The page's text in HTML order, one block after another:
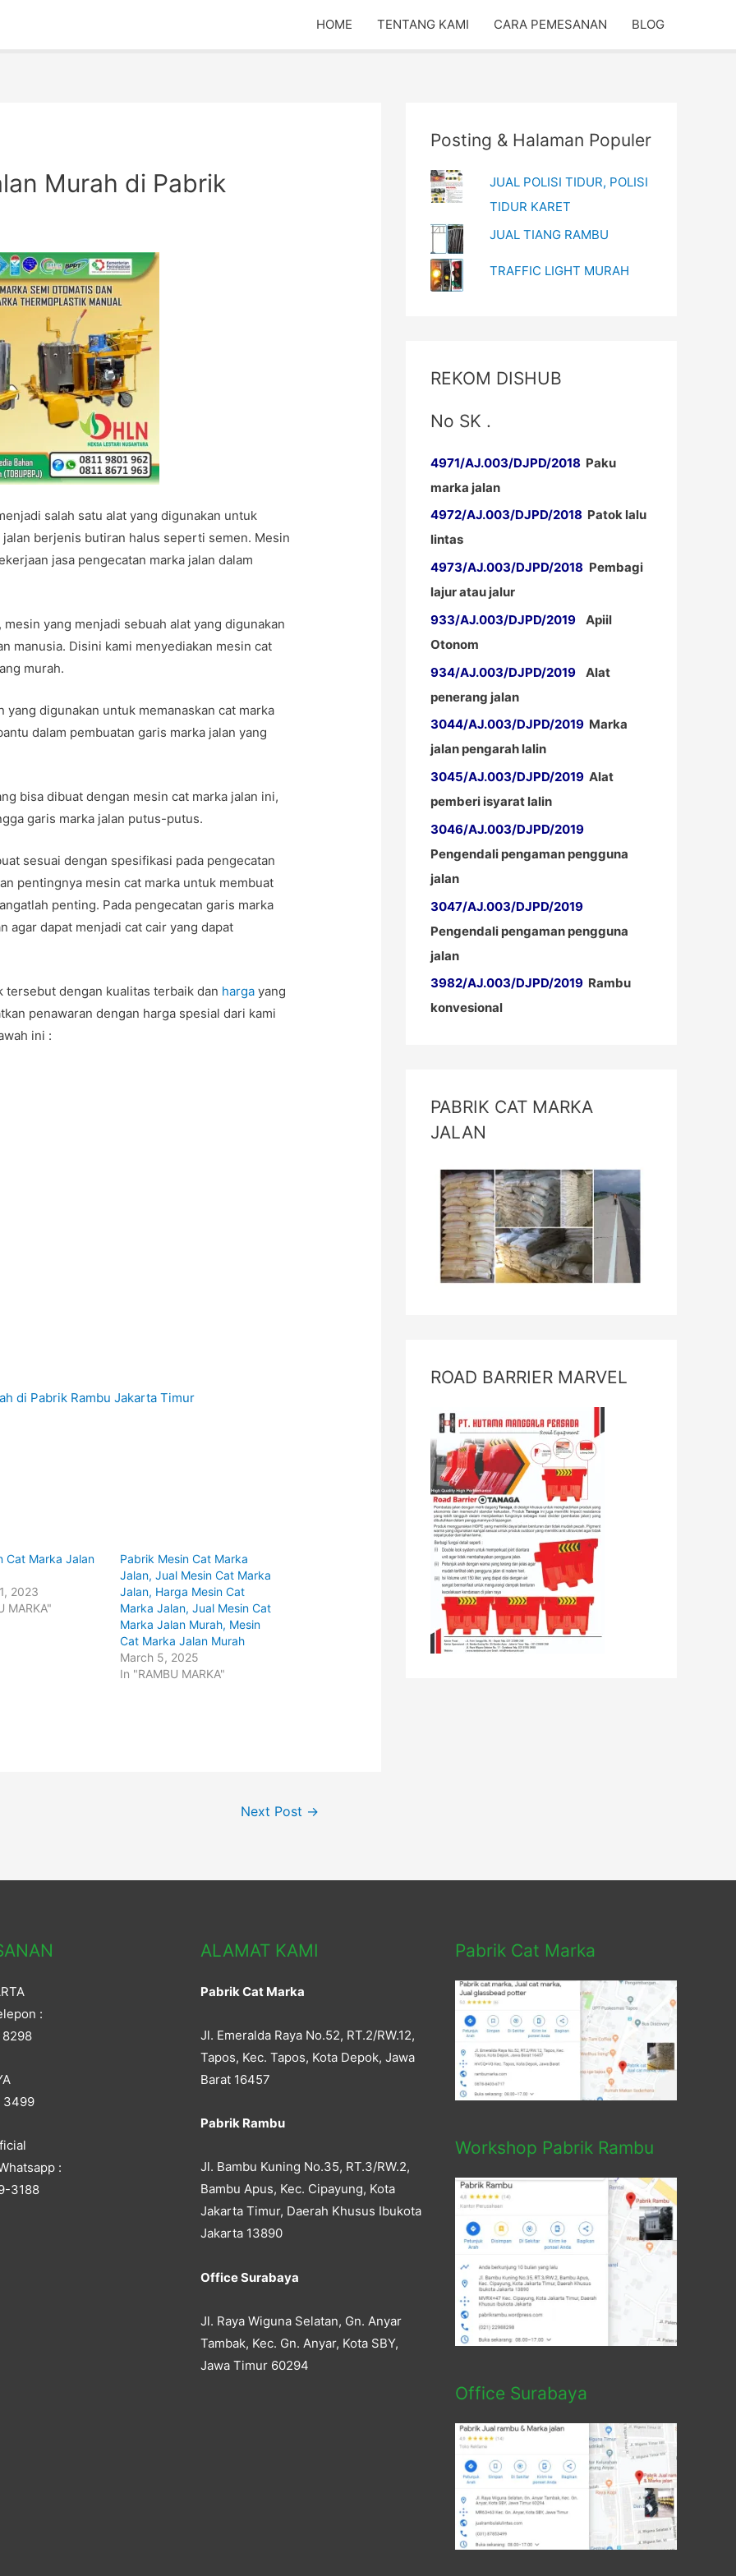
HOME TENTANG KAMI CARA PEMESANAN BLOG
Murah di Pabrik
salah satu alat yang digunakan untuk
berjenis butiran halus seperti semen. Mesin
jasa pengecatan marka jalan dalam
yang menjadi sebuah alat yang digunakan
manusia. Disini kami menyediakan mesin cat
murah.
yang digunakan untuk memanaskan cat marka
dalam pembuatan garis marka jalan yang
bisa dibuat dengan mesin cat marka jalan ini,
garis marka jalan putus-putus.
sesuai dengan spesifikasi pada pengecatan
pentingnya mesin cat marka untuk membuat
penting. Pada pengecatan garis marka
agar dapat menjadi cat cair yang dapat
tersebut dengan kualitas terbaik dan harga yang
penawaran dengan harga spesial dari kami
ini :
di Pabrik Rambu Jakarta Timur
Cat Marka Jalan
2023
MARKA"
Pabrik Mesin Cat Marka
Jalan, Jual Mesin Cat Marka
Jalan, Harga Mesin Cat
Marka Jalan, Jual Mesin Cat
Marka Jalan Murah, Mesin
Cat Marka Jalan Murah
March 5, 2025
In "RAMBU MARKA"
Next Post →
Posting & Halaman Populer
JUAL POLISI TIDUR, POLISI
TIDUR KARET
JUAL TIANG RAMBU
TRAFFIC LIGHT MURAH
REKOM DISHUB
No SK .
4971/AJ.003/DJPD/2018 Paku
marka jalan
4972/AJ.003/DJPD/2018 Patok lalu
lintas
4973/AJ.003/DJPD/2018 Pembagi
lajur atau jalur
933/AJ.003/DJPD/2019 Apiil
Otonom
934/AJ.003/DJPD/2019 Alat
penerang jalan
3044/AJ.003/DJPD/2019 Marka
jalan pengarah lalin
3045/AJ.003/DJPD/2019 Alat
pemberi isyarat lalin
3046/AJ.003/DJPD/2019
Pengendali pengaman pengguna
jalan
3047/AJ.003/DJPD/2019
Pengendali pengaman pengguna
jalan
3982/AJ.003/DJPD/2019 Rambu
konvesional
PABRIK CAT MARKA
JALAN
ROAD BARRIER MARVEL
:
8298
3499
:
3188
ALAMAT KAMI
Pabrik Cat Marka
Jl. Emeralda Raya No.52, RT.2/RW.12,
Tapos, Kec. Tapos, Kota Depok, Jawa
Barat 16457
Pabrik Rambu
Jl. Bambu Kuning No.35, RT.3/RW.2,
Bambu Apus, Kec. Cipayung, Kota
Jakarta Timur, Daerah Khusus Ibukota
Jakarta 13890
Office Surabaya
Jl. Raya Wiguna Selatan, Gn. Anyar
Tambak, Kec. Gn. Anyar, Kota SBY,
Jawa Timur 60294
Pabrik Cat Marka
Workshop Pabrik Rambu
Office Surabaya